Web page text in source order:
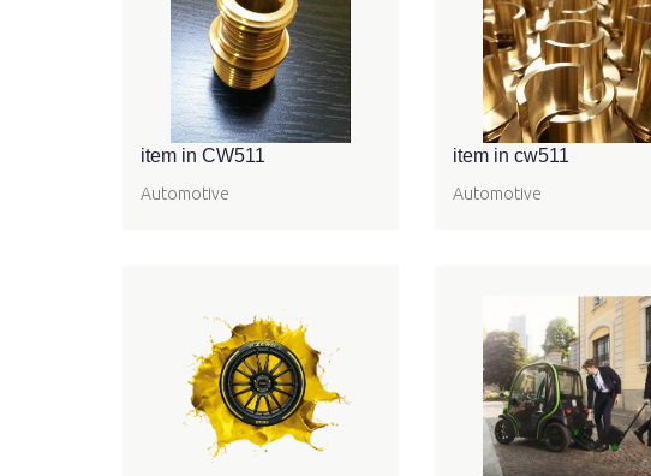
item in CW511
Automotive
item in cw511
Automotive